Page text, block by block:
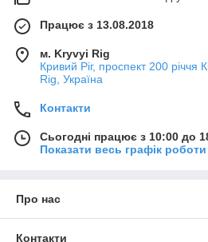
Працює з 13.08.2018
м. Kryvyi Rig
Кривий Ріг, проспект 200 річчя
Rig, Україна
Контакти
Сьогодні працює з 10:00 до
Показати весь графік роботи
Про нас
Контакти